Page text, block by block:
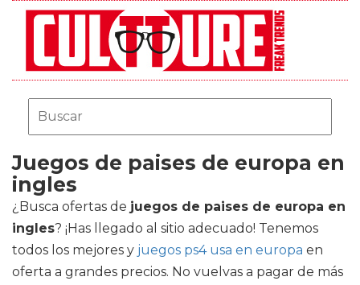
Juegos de paises de europa en
ingles
¿Busca ofertas de juegos de paises de europa en
ingles? ¡Has llegado al sitio adecuado! Tenemos
todos los mejores y juegos ps4 usa en europa en
oferta a grandes precios. No vuelvas a pagar de más